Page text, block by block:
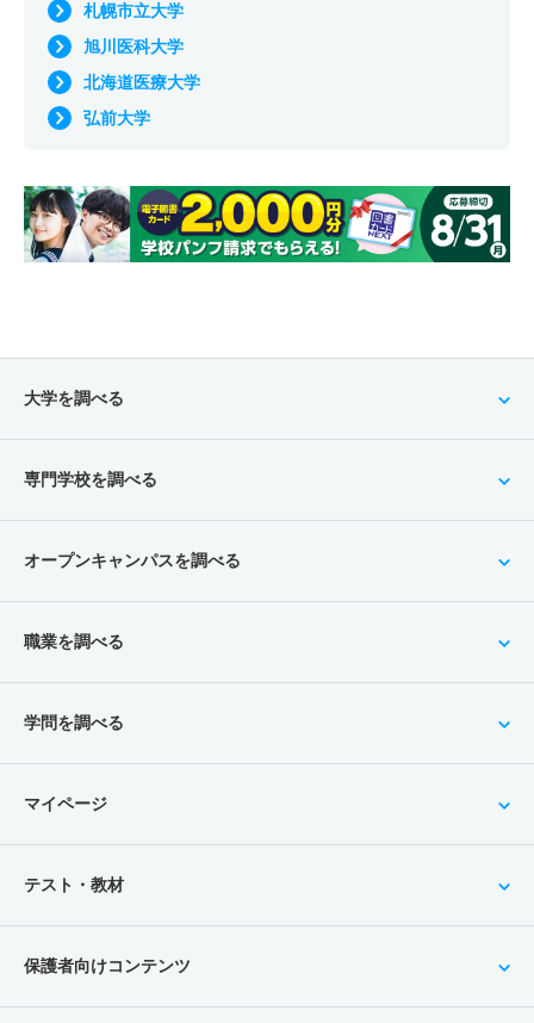
札幌市立大学
旭川医科大学
北海道医療大学
弘前大学
大学を調べる
専門学校を調べる
オープンキャンパスを調べる
職業を調べる
学問を調べる
マイページ
テスト・教材
保護者向けコンテンツ